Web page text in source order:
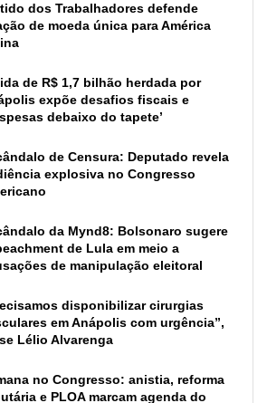
dos Trabalhadores defende
de moeda única para América
de R$ 1,7 bilhão herdada por
expõe desafios fiscais e
debaixo do tapete’
de Censura: Deputado revela
explosiva no Congresso
da Mynd8: Bolsonaro sugere
de Lula em meio a
de manipulação eleitoral
disponibilizar cirurgias
em Anápolis com urgência”,
Lélio Alvarenga
no Congresso: anistia, reforma
e PLOA marcam agenda do